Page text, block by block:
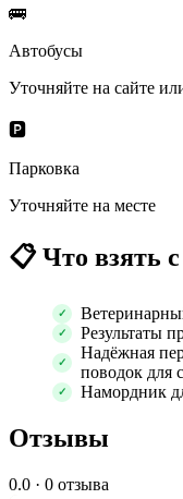
🚌
Автобусы
Уточняйте на сайте
🅿️
Парковка
Уточняйте на месте
📋Что взять
Результаты
Надёжная
поводок для
Намордник
Отзывы
0.0 · 0 отзыва